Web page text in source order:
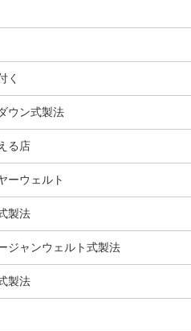
く
ウン式製法
る店
ーウェルト
製法
ジャンウェルト式製法
製法